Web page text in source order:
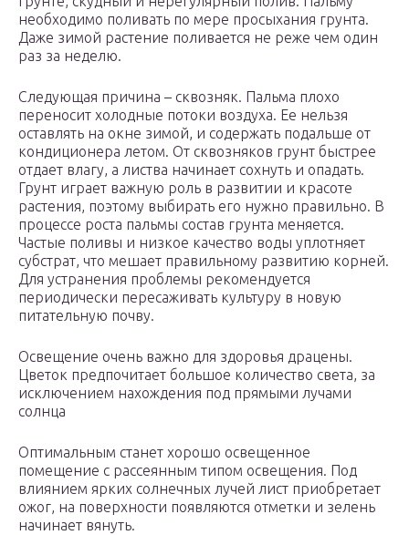
необходимо поливать по мере просыхания грунта.
Даже зимой растение поливается не реже чем один
раз за неделю.
Следующая причина – сквозняк. Пальма плохо
переносит холодные потоки воздуха. Ее нельзя
оставлять на окне зимой, и содержать подальше от
кондиционера летом. От сквозняков грунт быстрее
отдает влагу, а листва начинает сохнуть и опадать.
Грунт играет важную роль в развитии и красоте
растения, поэтому выбирать его нужно правильно. В
процессе роста пальмы состав грунта меняется.
Частые поливы и низкое качество воды уплотняет
субстрат, что мешает правильному развитию корней.
Для устранения проблемы рекомендуется
периодически пересаживать культуру в новую
питательную почву.
Освещение очень важно для здоровья драцены.
Цветок предпочитает большое количество света, за
исключением нахождения под прямыми лучами
солнца
Оптимальным станет хорошо освещенное
помещение с рассеянным типом освещения. Под
влиянием ярких солнечных лучей лист приобретает
ожог, на поверхности появляются отметки и зелень
начинает вянуть.